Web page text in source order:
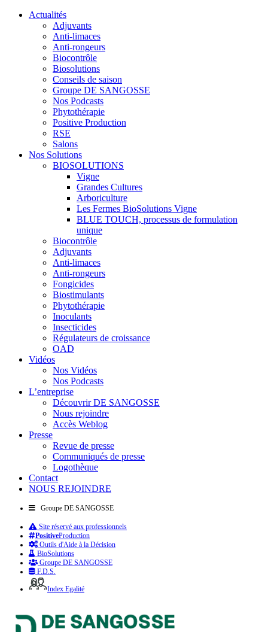
Actualités
Adjuvants
Anti-limaces
Anti-rongeurs
Biocontrôle
Biosolutions
Conseils de saison
Groupe DE SANGOSSE
Nos Podcasts
Phytothérapie
Positive Production
RSE
Salons
Nos Solutions
BIOSOLUTIONS
Vigne
Grandes Cultures
Arboriculture
Les Fermes BioSolutions Vigne
BLUE TOUCH, processus de formulation
unique
Biocontrôle
Adjuvants
Anti-limaces
Anti-rongeurs
Fongicides
Biostimulants
Phytothérapie
Inoculants
Insecticides
Régulateurs de croissance
OAD
Vidéos
Nos Vidéos
Nos Podcasts
L’entreprise
Découvrir DE SANGOSSE
Nous rejoindre
Accès Weblog
Presse
Revue de presse
Communiqués de presse
Logothèque
Contact
NOUS REJOINDRE
Groupe DE SANGOSSE
Site réservé aux professionnels
PositiveProduction
Outils d'Aide à la Décision
BioSolutions
Groupe DE SANGOSSE
F.D.S.
Index Egalité